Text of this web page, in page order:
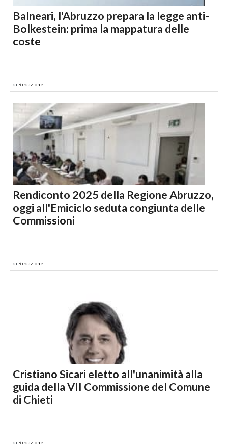
Balneari, l'Abruzzo prepara la legge anti-
Bolkestein: prima la mappatura delle
coste
di Redazione
Rendiconto 2025 della Regione Abruzzo,
oggi all'Emiciclo seduta congiunta delle
Commissioni
di Redazione
Cristiano Sicari eletto all'unanimità alla
guida della VII Commissione del Comune
di Chieti
di Redazione